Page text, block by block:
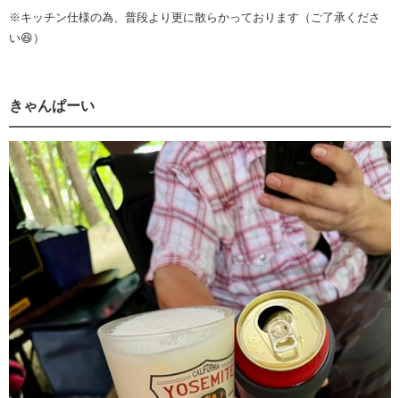
※キッチン仕様の為、普段より更に散らかっております（ご了承くださ
い😆）
きゃんぱーい